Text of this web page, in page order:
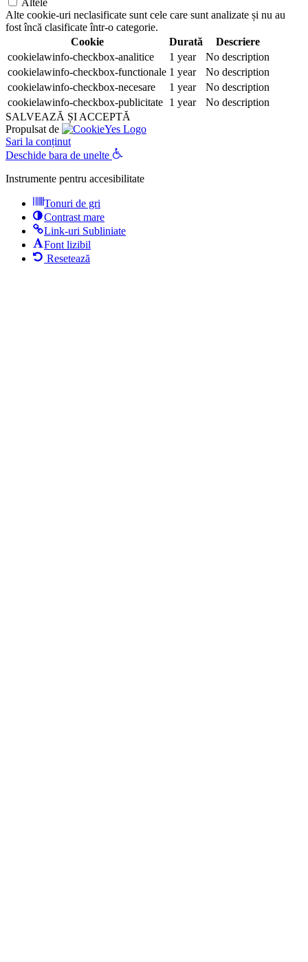
Altele
Alte cookie-uri neclasificate sunt cele care sunt analizate și nu au
fost încă clasificate într-o categorie.
Cookie
Durată
Descriere
cookielawinfo-checkbox-analitice
1 year
No description
cookielawinfo-checkbox-functionale 1 year
No description
cookielawinfo-checkbox-necesare
1 year
No description
cookielawinfo-checkbox-publicitate 1 year
No description
SALVEAZĂ ȘI ACCEPTĂ
Propulsat de
Sari la conținut
Deschide bara de unelte
Instrumente pentru accesibilitate
Tonuri de gri
Contrast mare
Link-uri Subliniate
Font lizibil
Resetează